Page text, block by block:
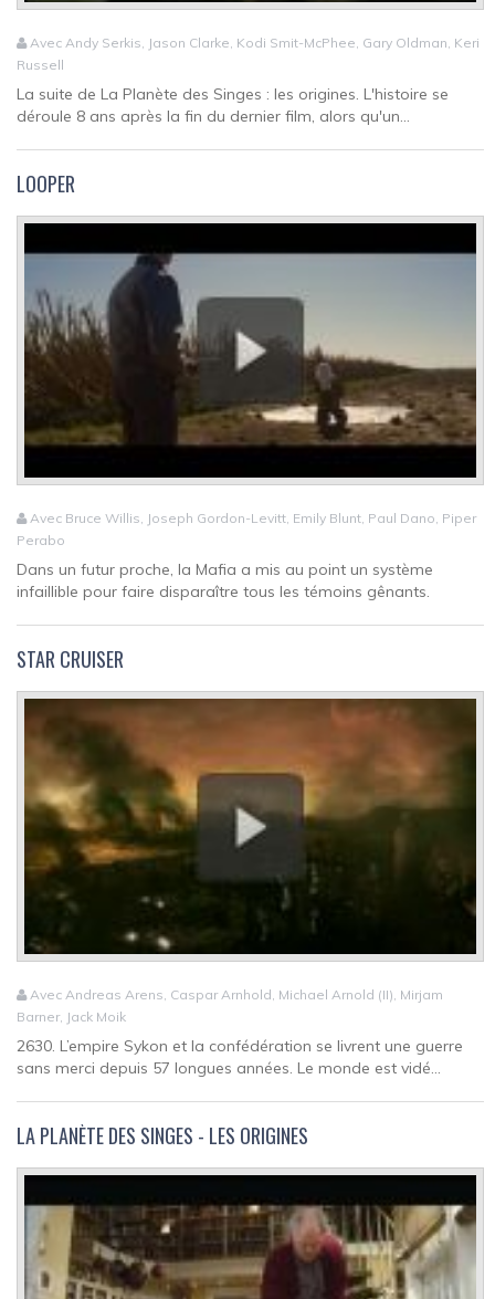
Avec Andy Serkis, Jason Clarke, Kodi Smit-McPhee, Gary Oldman, Keri
Russell
La suite de La Planète des Singes : les origines. L'histoire se
déroule 8 ans après la fin du dernier film, alors qu'un...
LOOPER
Avec Bruce Willis, Joseph Gordon-Levitt, Emily Blunt, Paul Dano, Piper
Perabo
Dans un futur proche, la Mafia a mis au point un système
infaillible pour faire disparaître tous les témoins gênants.
STAR CRUISER
Avec Andreas Arens, Caspar Arnhold, Michael Arnold (II), Mirjam
Barner, Jack Moik
2630. L’empire Sykon et la confédération se livrent une guerre
sans merci depuis 57 longues années. Le monde est vidé...
LA PLANÈTE DES SINGES - LES ORIGINES